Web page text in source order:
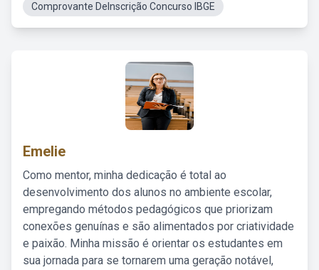
Comprovante DeInscrição Concurso IBGE
Emelie
Como mentor, minha dedicação é total ao
desenvolvimento dos alunos no ambiente escolar,
empregando métodos pedagógicos que priorizam
conexões genuínas e são alimentados por criatividade
e paixão. Minha missão é orientar os estudantes em
sua jornada para se tornarem uma geração notável,